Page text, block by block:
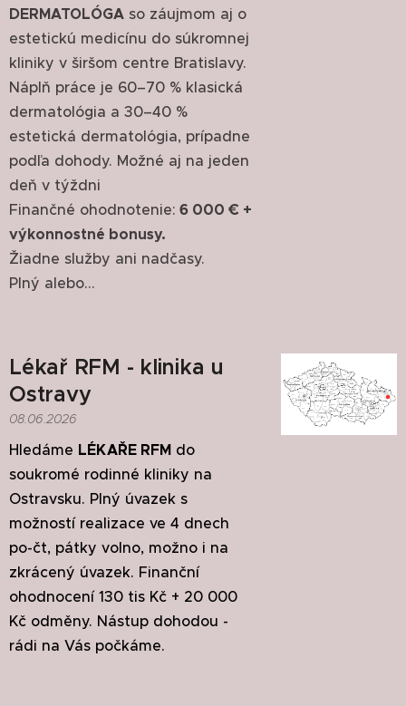
DERMATOLÓGA so záujmom aj o
estetickú medicínu do súkromnej
kliniky v širšom centre Bratislavy.
Náplň práce je 60–70 % klasická
dermatológia a 30–40 %
estetická dermatológia, prípadne
podľa dohody. Možné aj na jeden
deň v týždni
Finančné ohodnotenie: 6 000 € +
výkonnostné bonusy.
Žiadne služby ani nadčasy.
Plný alebo...
Lékař RFM - klinika u
Ostravy
08.06.2026
Hledáme LÉKAŘE RFM do
soukromé rodinné kliniky na
Ostravsku. Plný úvazek s
možností realizace ve 4 dnech
po-čt, pátky volno, možno i na
zkrácený úvazek. Finanční
ohodnocení 130 tis Kč + 20 000
Kč odměny. Nástup dohodou -
rádi na Vás počkáme.